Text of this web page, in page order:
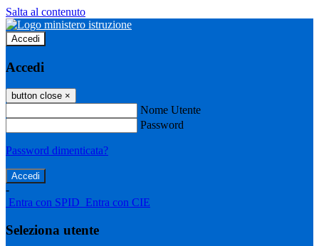
Salta al contenuto
Accedi
Accedi
button close ×
Nome Utente
Password
Password dimenticata?
-
Entra con SPID Entra con CIE
Seleziona utente